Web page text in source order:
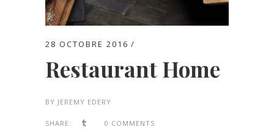
28 OCTOBRE 2016
Restaurant Home
BY JEREMY EDERY
SHARE: 0 COMMENTS